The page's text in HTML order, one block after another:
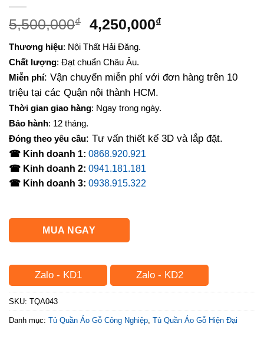
5,500,000₫
Giá
là:
5,500,000₫.
4,250,000₫Giá
4,250,000₫.
Thương hiệu: Nội Thất Hải Đăng.
Chất lượng: Đạt chuẩn Châu Âu.
Miễn phí: Vận chuyển miễn phí với đơn hàng trên 10
triệu tại các Quận nội thành HCM.
Thời gian giao hàng: Ngay trong ngày.
Bảo hành: 12 tháng.
Đóng theo yêu cầu: Tư vấn thiết kế 3D và lắp đặt.
☎ Kinh doanh 1: 0868.920.921
☎ Kinh doanh 2: 0941.181.181
☎ Kinh doanh 3: 0938.915.322
MUA NGAY
Zalo - KD1 Zalo - KD2
SKU: TQA043
Danh mục: Tủ Quần Áo Gỗ Công Nghiệp Tủ Quần Áo Gỗ Hiện Đại